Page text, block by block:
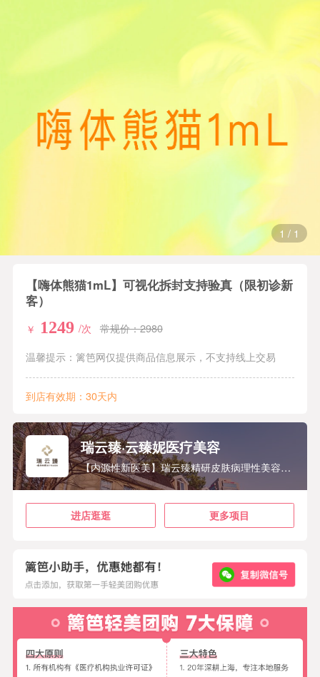
1 / 1
【嗨体熊猫1mL】可视化拆封支持验真（限初诊新
客）
￥ 1249 /次
常规价：2980
温馨提示：篱笆网仅提供商品信息展示，不支持线上交易
到店有效期：30天内
瑞云臻·云臻妮医疗美容
【内源性新医美】瑞云臻精研皮肤病理性美容性问题，依托云南白药中医药资源，将科学医美治疗方法与中医“愈外于内”理念相结合，为客户提供高质量的产品服务和全生命周期皮肤综合解决方案。
进店逛逛 更多项目